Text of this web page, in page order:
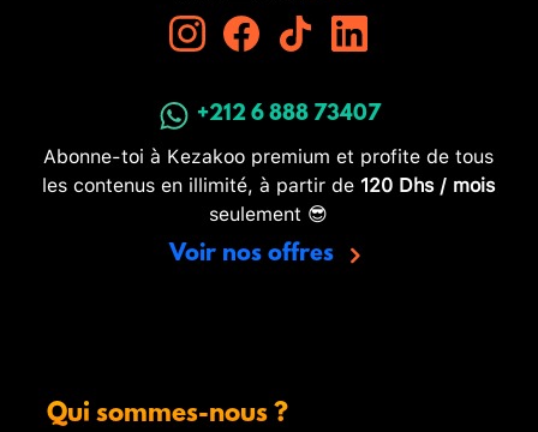
+212 6 888 73407
Abonne-toi à Kezakoo premium et profite de tous
les contenus en illimité, à partir de 120 Dhs / mois
seulement 😎
Voir nos offres
Qui sommes-nous ?